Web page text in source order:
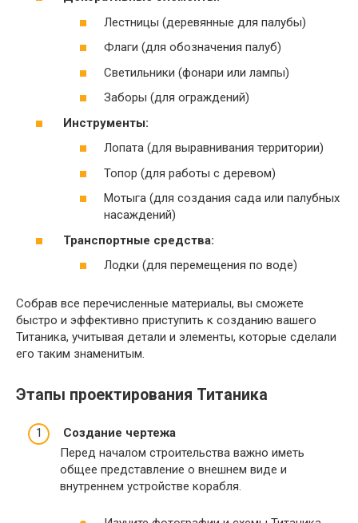
Лестницы (деревянные для палубы)
Флаги (для обозначения палуб)
Светильники (фонари или лампы)
Заборы (для ограждений)
Инструменты:
Лопата (для выравнивания территории)
Топор (для работы с деревом)
Мотыга (для создания сада или палубных
насаждений)
Транспортные средства:
Лодки (для перемещения по воде)
Собрав все перечисленные материалы, вы сможете
быстро и эффективно приступить к созданию вашего
Титаника, учитывая детали и элементы, которые сделали
его таким знаменитым.
Этапы проектирования Титаника
Создание чертежа
Перед началом строительства важно иметь
общее представление о внешнем виде и
внутреннем устройстве корабля.